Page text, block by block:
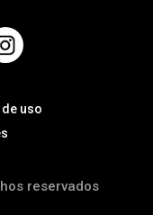
uso
reservados